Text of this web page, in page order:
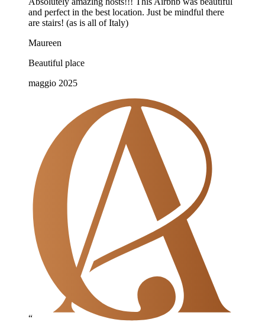
and perfect in the best location. Just be mindful there
are stairs! (as is all of Italy)
Maureen
Beautiful place
maggio 2025
“